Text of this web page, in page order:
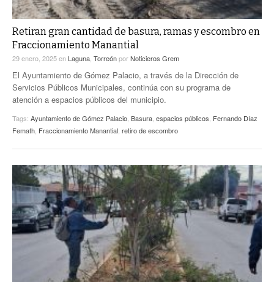
Retiran gran cantidad de basura, ramas y escombro en
Fraccionamiento Manantial
29 enero, 2025en Laguna, TorreónporNoticieros Grem
El Ayuntamiento de Gómez Palacio, a través de la Dirección de
Servicios Públicos Municipales, continúa con su programa de
atención a espacios públicos del municipio.
Tags: Ayuntamiento de Gómez Palacio, Basura, espacios públicos, Fernando Díaz
Femath, Fraccionamiento Manantial, retiro de escombro